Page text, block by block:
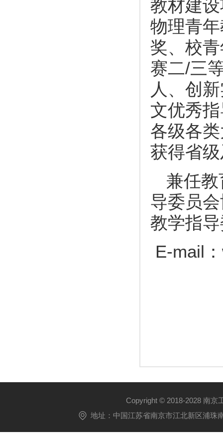
教材建
物理青
奖、校
赛二/三
人、创
文优秀
各级各
获得省
兼任
导委员
教学指
E-mail
Copyright © 2018-2028 南京
地址：中国江苏省南京市江北新区浦珠